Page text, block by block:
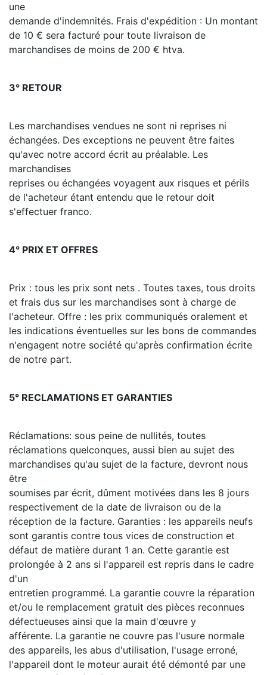
une
demande d'indemnités. Frais d'expédition : Un montant
de 10 € sera facturé pour toute livraison de
marchandises de moins de 200 € htva.
3° RETOUR
Les marchandises vendues ne sont ni reprises ni
échangées. Des exceptions ne peuvent être faites
qu'avec notre accord écrit au préalable. Les
marchandises
reprises ou échangées voyagent aux risques et périls
de l'acheteur étant entendu que le retour doit
s'effectuer franco.
4° PRIX ET OFFRES
Prix : tous les prix sont nets . Toutes taxes, tous droits
et frais dus sur les marchandises sont à charge de
l'acheteur. Offre : les prix communiqués oralement et
les indications éventuelles sur les bons de commandes
n'engagent notre société qu'après confirmation écrite
de notre part.
5° RECLAMATIONS ET GARANTIES
Réclamations: sous peine de nullités, toutes
réclamations quelconques, aussi bien au sujet des
marchandises qu'au sujet de la facture, devront nous
être
soumises par écrit, dûment motivées dans les 8 jours
respectivement de la date de livraison ou de la
réception de la facture. Garanties : les appareils neufs
sont garantis contre tous vices de construction et
défaut de matière durant 1 an. Cette garantie est
prolongée à 2 ans si l'appareil est repris dans le cadre
d'un
entretien programmé. La garantie couvre la réparation
et/ou le remplacement gratuit des pièces reconnues
défectueuses ainsi que la main d'œuvre y
afférente. La garantie ne couvre pas l'usure normale
des appareils, les abus d'utilisation, l'usage erroné,
l'appareil dont le moteur aurait été démonté par une